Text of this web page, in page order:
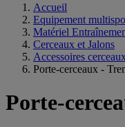
Accueil
Equipement
Matériel
Cerceaux et Jalons
Accessoires
Porte-cerceaux -
Porte-